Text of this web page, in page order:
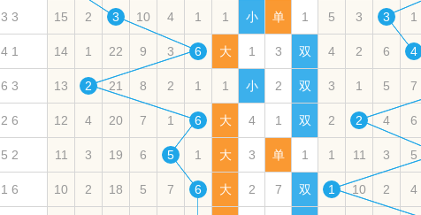
3 3 15 2 3 10 4 1 1 小 单 1 5 3 3 1
4 1 14 1 22 9 3 6 大 1 3 双 4 2 6 4
6 3 13 2 21 8 2 1 1 小 2 双 3 1 5 7
2 6 12 4 20 7 1 6 大 4 1 双 2 2 4 6
5 2 11 3 19 6 5 1 大 3 单 1 1 11 3 5
1 6 10 2 18 5 7 6 大 2 7 双 1 10 2 4